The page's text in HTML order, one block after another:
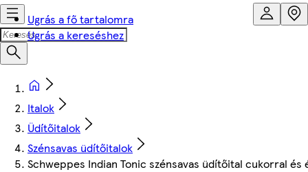
Ugrás a fő tartalomra
Ugrás a kereséshez
Italok
Üdítőitalok
Szénsavas üdítőitalok
Schweppes Indian Tonic szénsavas üdítőital cukorral és